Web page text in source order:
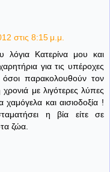
στις 8:15 μ.μ.
Κατερίνα μου και
για τις υπέροχες
όσοι παρακολουθούν τον
με λιγότερες λύπες
και αισιοδοξία !
η βία είτε σε
ζώα.